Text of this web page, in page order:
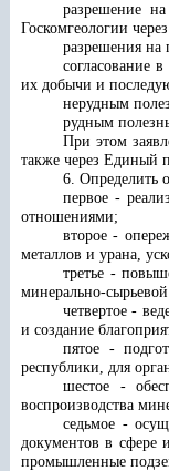
разрешение
Госкомгеологии
разрешения на
согласование
их добычи и
нерудным
рудным
При этом
также через Единый
6. Определить
первое -
отношениями;
второе -
металлов и урана,
третье -
минерально-
четвертое -
и создание
пятое -
республики, для
шестое -
воспроизводства
седьмое -
документов в сфере
промышленные